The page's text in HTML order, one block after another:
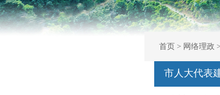
首页> 网络理政
市人大代表